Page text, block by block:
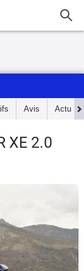
Avis Actu
XE 2.0